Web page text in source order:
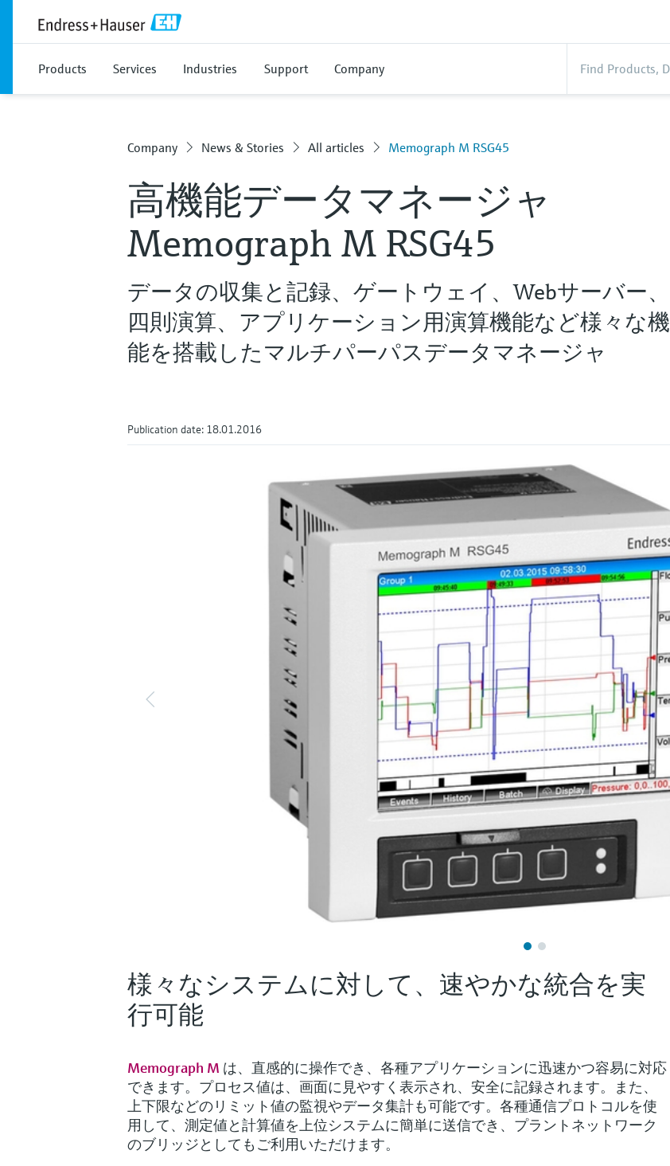
Products Services Industries Support Company
Company News & Stories All articles Memograph M RSG45
高機能データマネージャ
Memograph M RSG45
データの収集と記録、ゲートウェイ、Webサーバー、
四則演算、アプリケーション用演算機能など様々な機
能を搭載したマルチパーパスデータマネージャ
Publication date: 18.01.2016
様々なシステムに対して、速やかな統合を実
行可能
Memograph M は、直感的に操作でき、各種アプリケーションに迅速かつ容易に対応
できます。プロセス値は、画面に見やすく表示され、安全に記録されます。また、
上下限などのリミット値の監視やデータ集計も可能です。各種通信プロトコルを使
用して、測定値と計算値を上位システムに簡単に送信でき、プラントネットワーク
のブリッジとしてもご利用いただけます。